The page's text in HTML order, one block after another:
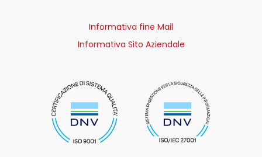
Informativa fine Mail
Informativa Sito Aziendale